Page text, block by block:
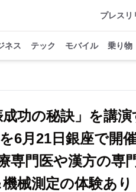
プレスリ
ネス テック モバイル 乗り物
成功の秘訣」を講演
6月21日銀座で開
専門医や漢方の専
械測定の体験あり